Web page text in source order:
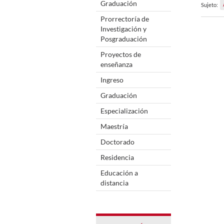
Graduación
Prorrectoría de
Investigación y
Posgraduación
Proyectos de
enseñanza
Ingreso
Graduación
Especialización
Maestría
Doctorado
Residencia
Educación a
distancia
Sujeto: